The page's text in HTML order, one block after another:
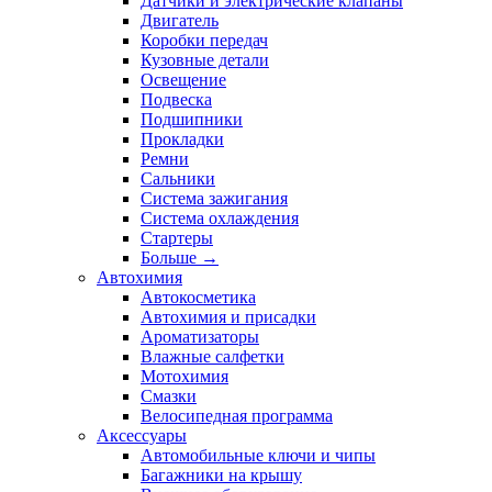
Двигатель
Коробки передач
Кузовные детали
Освещение
Подвеска
Подшипники
Прокладки
Ремни
Сальники
Система зажигания
Система охлаждения
Стартеры
Больше →
Автохимия
Автокосметика
Автохимия и присадки
Ароматизаторы
Влажные салфетки
Мотохимия
Смазки
Велосипедная программа
Аксессуары
Автомобильные ключи и чипы
Багажники на крышу